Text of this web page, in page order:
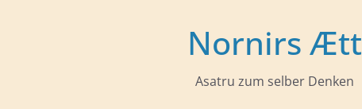
Nornirs Ætt
Asatru zum selber Denken